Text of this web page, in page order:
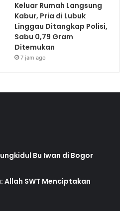
Keluar Rumah Langsung
Kabur, Pria di Lubuk
Linggau Ditangkap Polisi,
Sabu 0,79 Gram
Ditemukan
7 jam ago
Bu Iwan di Bogor
Allah SWT Menciptakan